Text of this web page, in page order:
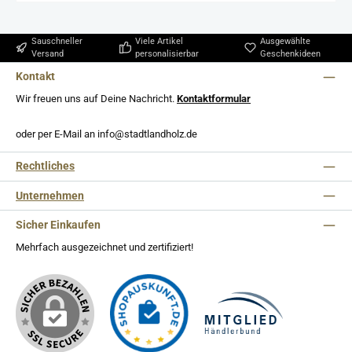
Sauschneller
Versand
Viele Artikel
personalisierbar
Ausgewählte
Geschenkideen
Kontakt
Wir freuen uns auf Deine Nachricht. Kontaktformular
oder per E-Mail an info@stadtlandholz.de
Rechtliches
Unternehmen
Sicher Einkaufen
Mehrfach ausgezeichnet und zertifiziert!